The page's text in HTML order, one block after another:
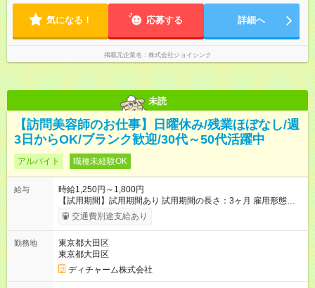
気になる！ 応募する 詳細へ
掲載元企業名 株式会社ジョイシンク
未読
【訪問美容師のお仕事】日曜休み/残業ほぼなし/週
3日からOK/ブランク歓迎/30代～50代活躍中
アルバイト 職種未経験OK
給与
時給1,250円～1,800円
【試用期間】試用期間あり 試用期間の長さ：3ヶ月 雇用形態、
給与は本採用時と同じです。
交通費別途支給あり
勤務地
東京都大田区
東京都大田区
ディチャーム株式会社